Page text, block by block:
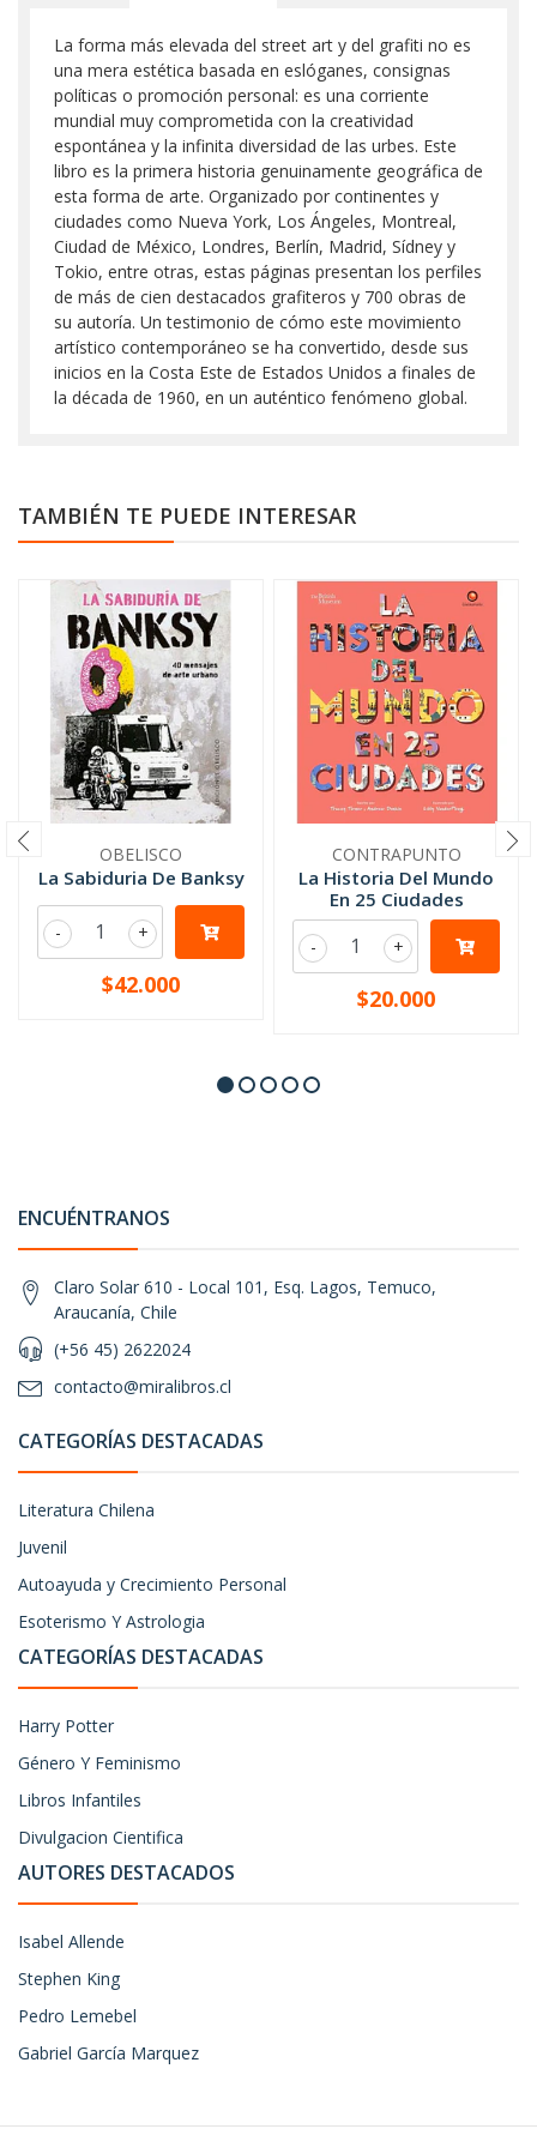
La forma más elevada del street art y del grafiti no es
una mera estética basada en eslóganes, consignas
políticas o promoción personal: es una corriente
mundial muy comprometida con la creatividad
espontánea y la infinita diversidad de las urbes. Este
libro es la primera historia genuinamente geográfica de
esta forma de arte. Organizado por continentes y
ciudades como Nueva York, Los Ángeles, Montreal,
Ciudad de México, Londres, Berlín, Madrid, Sídney y
Tokio, entre otras, estas páginas presentan los perfiles
de más de cien destacados grafiteros y 700 obras de
su autoría. Un testimonio de cómo este movimiento
artístico contemporáneo se ha convertido, desde sus
inicios en la Costa Este de Estados Unidos a finales de
la década de 1960, en un auténtico fenómeno global.
TAMBIÉN TE PUEDE INTERESAR
OBELISCO
La Sabiduria De Banksy
+
-
$42.000
CONTRAPUNTO
La Historia Del Mundo
En 25 Ciudades
+
-
$20.000
ENCUÉNTRANOS
Claro Solar 610 - Local 101, Esq. Lagos, Temuco,
Araucanía, Chile
(+56 45) 2622024
contacto@miralibros.cl
CATEGORÍAS DESTACADAS
Literatura Chilena
Juvenil
Autoayuda y Crecimiento Personal
Esoterismo Y Astrologia
CATEGORÍAS DESTACADAS
Harry Potter
Género Y Feminismo
Libros Infantiles
Divulgacion Cientifica
AUTORES DESTACADOS
Isabel Allende
Stephen King
Pedro Lemebel
Gabriel García Marquez